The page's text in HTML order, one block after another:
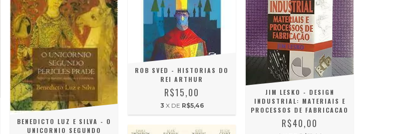
BENEDICTO LUZ E SILVA - O
UNICORNIO SEGUNDO
ROB SVED - HISTORIAS DO
REI ARTHUR
R$15,00
3 X DE R$5,46
JIM LESKO - DESIGN
INDUSTRIAL: MATERIAIS E
PROCESSOS DE FABRICACAO
R$40,00